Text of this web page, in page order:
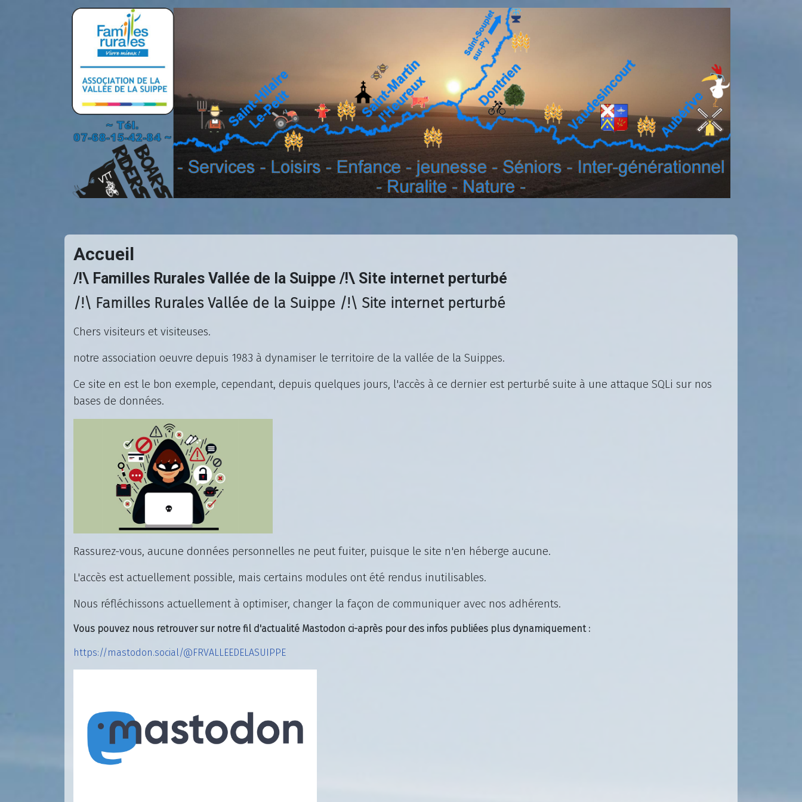
Accueil
/!\ Familles Rurales Vallée de la Suippe /!\ Site internet perturbé
/!\ Familles Rurales Vallée de la Suippe /!\ Site internet perturbé
Chers visiteurs et visiteuses.
notre association oeuvre depuis 1983 à dynamiser le territoire de la vallée de la Suippes.
Ce site en est le bon exemple, cependant, depuis quelques jours, l'accès à ce dernier est perturbé suite à une attaque SQLi sur nos
bases de données.
Rassurez-vous, aucune données personnelles ne peut fuiter, puisque le site n'en héberge aucune.
L'accès est actuellement possible, mais certains modules ont été rendus inutilisables.
Nous réfléchissons actuellement à optimiser, changer la façon de communiquer avec nos adhérents.
Vous pouvez nous retrouver sur notre fil d'actualité Mastodon ci-après pour des infos publiées plus dynamiquement :
https://mastodon.social/@FRVALLEEDELASUIPPE